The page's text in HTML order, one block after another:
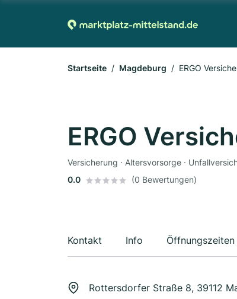
Startseite Magdeburg ERGO
ERGO
0.0
(0 Bewertungen)
Kontakt Info Öffnungszeiten
Rottersdorfer Straße 8, 39112